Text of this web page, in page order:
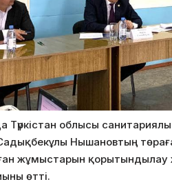
Түркістан облысы
Нышановтың
жұмыстарын қорытындылау
өтті.